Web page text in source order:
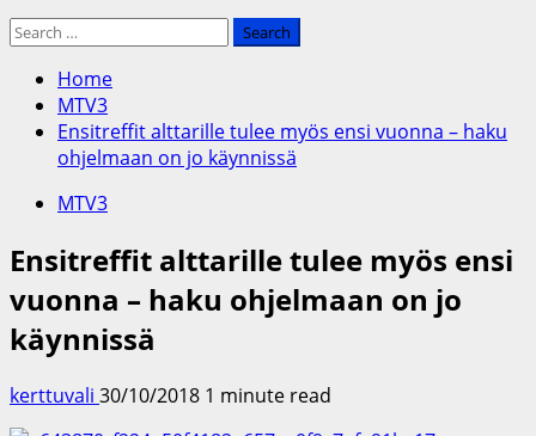
Search
Home
MTV3
Ensitreffit alttarille tulee myös ensi vuonna – haku
ohjelmaan on jo käynnissä
MTV3
Ensitreffit alttarille tulee myös ensi
vuonna – haku ohjelmaan on jo
käynnissä
kerttuvali 30/10/2018 1 minute read